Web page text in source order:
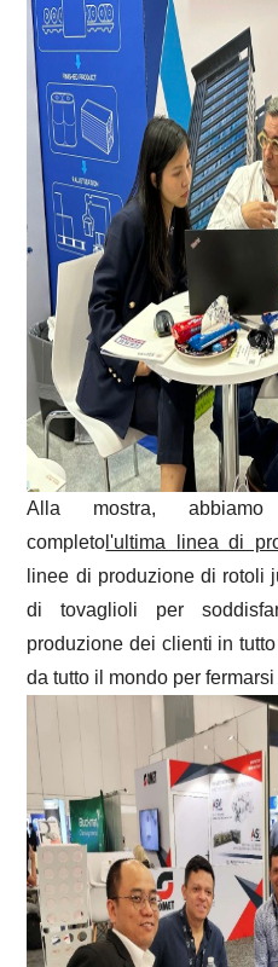
Alla mostra,
completo l'ultima linea di
linee di produzione di rotoli
di tovaglioli per
produzione dei clienti in
da tutto il mondo per